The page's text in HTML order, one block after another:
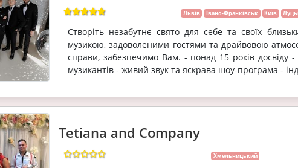
Львів Івано-Франківськ Київ
Створіть незабутнє свято для себе та своїх
музикою, задоволеними гостями та драйвовою
справи, забезпечимо Вам. - понад 15 років досвіду
музикантів - живий звук та яскрава шоу-програма -
Tetiana and Company
Хмельницький